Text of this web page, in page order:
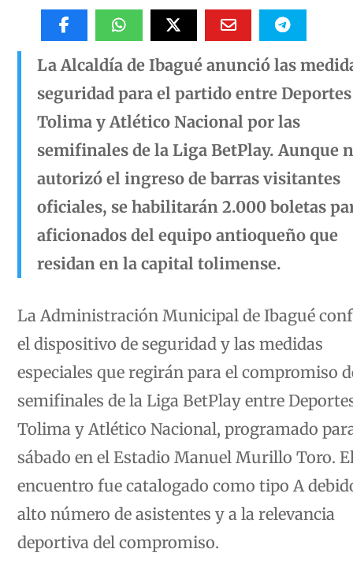
La Alcaldía de Ibagué anunció las
seguridad para el partido entre Deportes
Tolima y Atlético Nacional por las
semifinales de la Liga BetPlay. Aunque
autorizó el ingreso de barras visitantes
oficiales, se habilitarán 2.000 boletas
aficionados del equipo antioqueño que
residan en la capital tolimense.
La Administración Municipal de Ibagué
el dispositivo de seguridad y las medidas
especiales que regirán para el compromiso
semifinales de la Liga BetPlay entre
Tolima y Atlético Nacional, programado
sábado en el Estadio Manuel Murillo Toro.
encuentro fue catalogado como tipo A
alto número de asistentes y a la relevancia
deportiva del compromiso.